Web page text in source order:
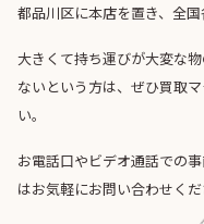
都品川区に本店を置き、全国
大きくて持ち運びが大変な
ないという方は、ぜひ買取
い。
お電話口やビデオ通話での
はお気軽にお問い合わせくだ